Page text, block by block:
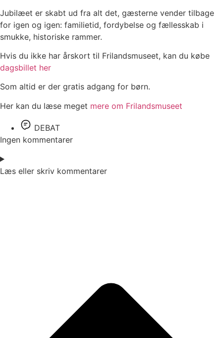
Jubilæet er skabt ud fra alt det, gæsterne vender tilbage
for igen og igen: familietid, fordybelse og fællesskab i
smukke, historiske rammer.
Hvis du ikke har årskort til Frilandsmuseet, kan du købe
dagsbillet her
Som altid er der gratis adgang for børn.
Her kan du læse meget mere om Frilandsmuseet
DEBAT
Ingen kommentarer
Læs eller skriv kommentarer